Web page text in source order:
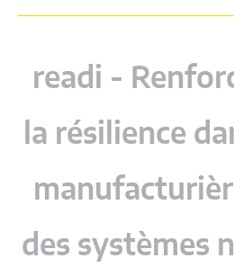
readi -
la résilience
des systèmes